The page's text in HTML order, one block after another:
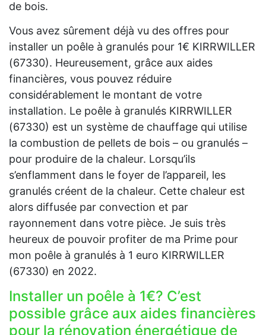
de bois.
Vous avez sûrement déjà vu des offres pour
installer un poêle à granulés pour 1€ KIRRWILLER
(67330). Heureusement, grâce aux aides
financières, vous pouvez réduire
considérablement le montant de votre
installation. Le poêle à granulés KIRRWILLER
(67330) est un système de chauffage qui utilise
la combustion de pellets de bois – ou granulés –
pour produire de la chaleur. Lorsqu’ils
s’enflamment dans le foyer de l’appareil, les
granulés créent de la chaleur. Cette chaleur est
alors diffusée par convection et par
rayonnement dans votre pièce. Je suis très
heureux de pouvoir profiter de ma Prime pour
mon poêle à granulés à 1 euro KIRRWILLER
(67330) en 2022.
Installer un poêle à 1€? C’est
possible grâce aux aides financières
pour la rénovation énergétique de